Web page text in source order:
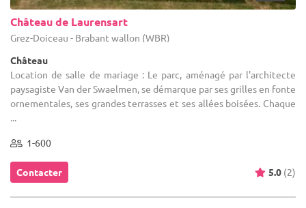
Château de Laurensart
Grez-Doiceau - Brabant wallon (WBR)
Château
Location de salle de mariage : Le parc, aménagé par l'architecte
paysagiste Van der Swaelmen, se démarque par ses grilles en fonte
ornementales, ses grandes terrasses et ses allées boisées. Chaque
...
1-600
Contacter 5.0 (2)